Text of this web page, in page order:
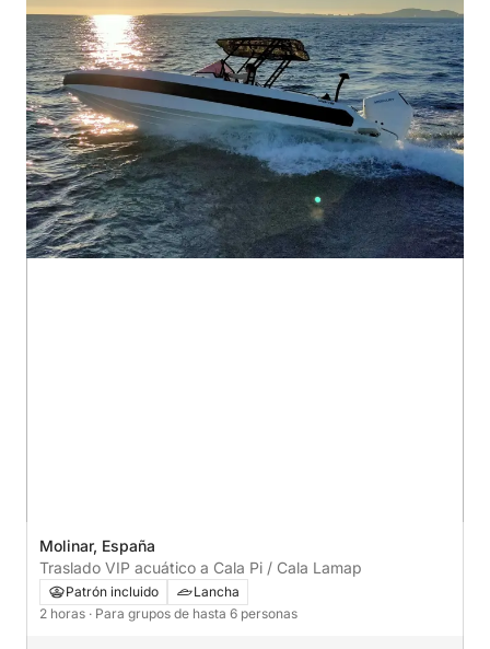
Molinar, España
Traslado VIP acuático a Cala Pi / Cala Lamap
Patrón incluido
Lancha
2 horas · Para grupos de hasta 6 personas